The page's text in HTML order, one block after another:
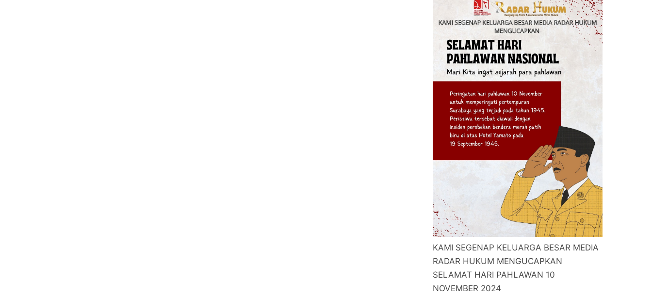
KAMI SEGENAP KELUARGA BESAR MEDIA
RADAR HUKUM MENGUCAPKAN
SELAMAT HARI PAHLAWAN 10
NOVEMBER 2024